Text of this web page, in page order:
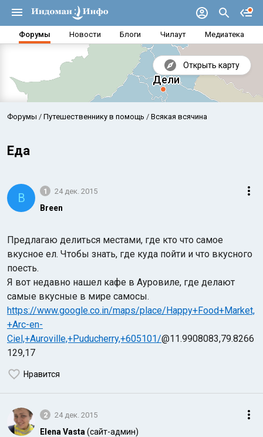
Форумы Новости Блоги Чилаут Медиатека
Открыть карту
Аравийское море
Форумы Путешественнику в помощь Всякая всячина
Еда
B 1 24 дек. 2015
Breen
Предлагаю делиться местами, где кто что самое
вкусное ел. Чтобы знать, где куда пойти и что вкусного
поесть.
Я вот недавно нашел кафе в Ауровиле, где делают
самые вкусные в мире самосы.
https://www.google.co.in/maps/place/Happy+Food+Market,
+Arc-en-
Ciel,+Auroville,+Puducherry,+605101/@11.9908083,79.8266
129,17
Нравится
2 24 дек. 2015
Elena Vasta (сайт-админ)